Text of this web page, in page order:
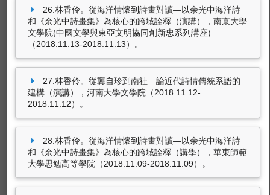
26.林香伶。從海洋情懷到詩畫對讀—以余光中海洋詩
和《余光中詩畫集》為核心的跨域詮釋（演講），南京大學
文學院(中國文學與東亞文明協同創新忠系列講座)
（2018.11.13-2018.11.13）。
27.林香伶。從龔自珍到南社—論近代詩情傳統系譜的
建構（演講），河南大學文學院（2018.11.12-
2018.11.12）。
28.林香伶。從海洋情懷到詩畫對讀—以余光中海洋詩
和《余光中詩畫集》為核心的跨域詮釋（講學），華東師範
大學思勉高等學院（2018.11.09-2018.11.09）。